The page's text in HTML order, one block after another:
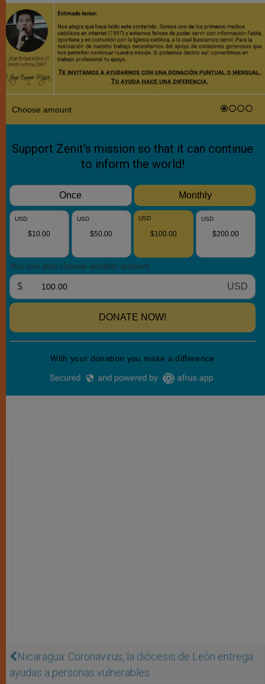
Nicaragua: Coronavirus, la diócesis de León entrega
ayudas a personas vulnerables